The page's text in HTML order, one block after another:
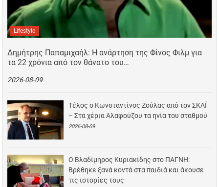
Lifestyle
Δημήτρης Παπαμιχαήλ: Η ανάρτηση της Φίνος Φιλμ για
τα 22 χρόνια από τον θάνατο του…
2026-08-09
Τέλος ο Κωνσταντίνος Ζούλας από τον ΣΚΑΪ
– Στα χέρια Αλαφούζου τα ηνία του σταθμού
2026-08-09
Ο Βλαδίμηρος Κυριακίδης στο ΠΑΓΝΗ:
Βρέθηκε ξανά κοντά στα παιδιά και άκουσε
τις ιστορίες τους